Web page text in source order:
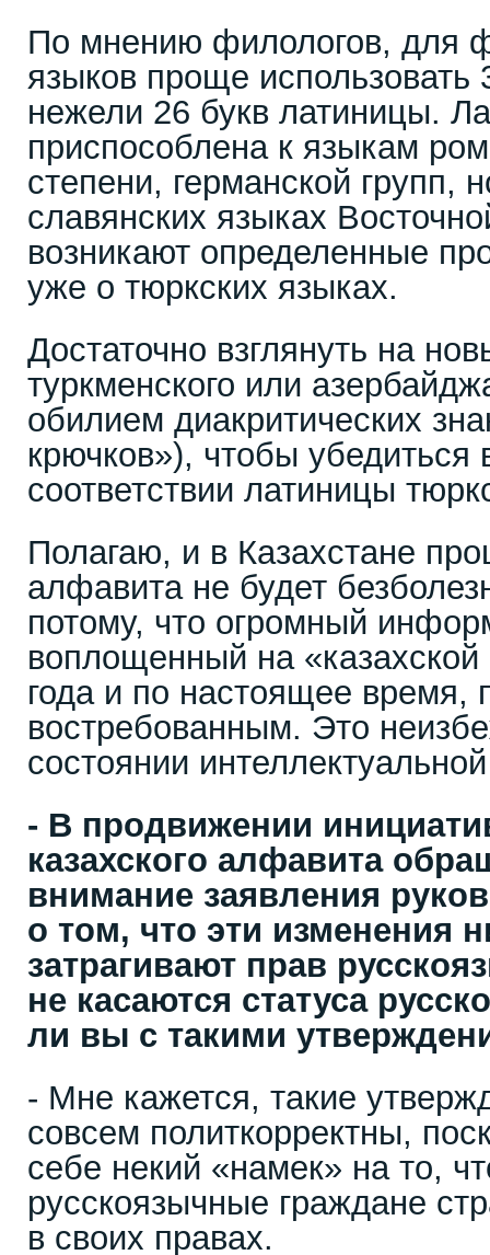
По мнению филологов, для
языков проще
нежели 26 букв латиницы.
приспособлена к языкам
степени, германской групп,
славянских языках
возникают определенные
уже о тюркских языках.
Достаточно взглянуть на
туркменского или
обилием диакритических
крючков»), чтобы убедиться
соответствии латиницы
Полагаю, и в Казахстане
алфавита не будет
потому, что огромный
воплощенный на
года и по настоящее время,
востребованным. Это
состоянии
- В продвижении
казахского алфавита
внимание заявления
о том, что эти изменения
затрагивают прав
не касаются статуса
ли вы с такими
- Мне кажется, такие
совсем политкорректны,
себе некий «намек» на то,
русскоязычные граждане
в своих правах.